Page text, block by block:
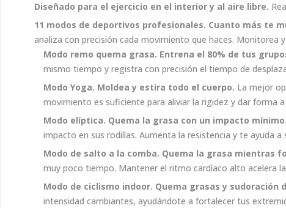
Diseñado para el ejercicio en el interior y al aire libre.
11 modos de deportivos profesionales. Cuanto más te
analiza con precisión cada movimiento que haces. Monitorea
Modo remo quema grasa. Entrena el 80% de tus
mismo tiempo y registra con precisión el tiempo de
Modo Yoga. Moldea y estira todo el cuerpo. La mejor
movimiento es suficiente para aliviar la rigidez y dar forma
Modo elíptica. Quema la grasa con un impacto mínimo.
impacto en sus rodillas. Aumenta la resistencia y te ayuda a
Modo de salto a la comba. Quema la grasa mientras
muy poco tiempo. Mantener el ritmo cardíaco alto acelera
Modo de ciclismo indoor. Quema grasas y sudoración
intensidad cambiantes, ayudándote a fortalecer tus